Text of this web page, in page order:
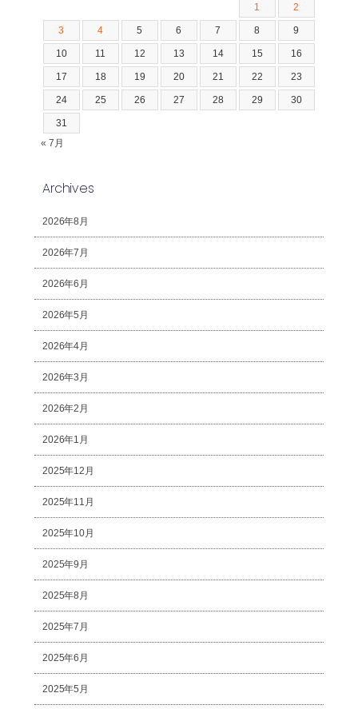
1 2
3 4 5 6 7 8 9
10 11 12 13 14 15 16
17 18 19 20 21 22 23
24 25 26 27 28 29 30
31
« 7月
Archives
2026年8月
2026年7月
2026年6月
2026年5月
2026年4月
2026年3月
2026年2月
2026年1月
2025年12月
2025年11月
2025年10月
2025年9月
2025年8月
2025年7月
2025年6月
2025年5月